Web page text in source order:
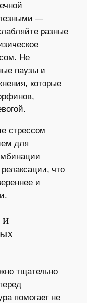
—
разные
Не
паузы и
которые
стрессом
для
что
и
и
тщательно
помогает не